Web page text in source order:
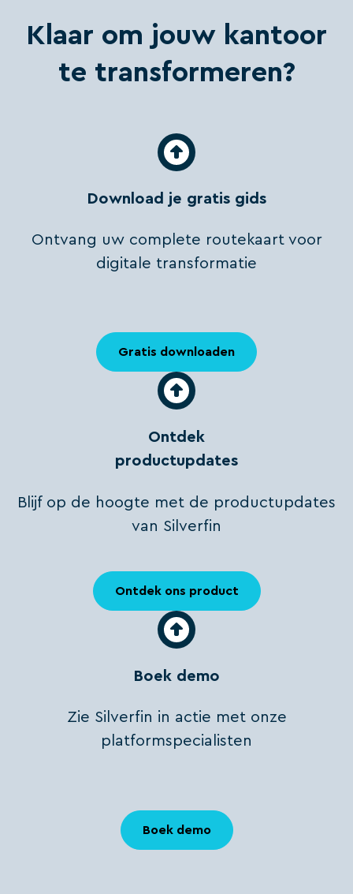
Klaar om jouw kantoor
te transformeren?
Download je gratis gids
Ontvang uw complete routekaart voor
digitale transformatie
Gratis downloaden
Ontdek
productupdates
Blijf op de hoogte met de productupdates
van Silverfin
Ontdek ons product
Boek demo
Zie Silverfin in actie met onze
platformspecialisten
Boek demo